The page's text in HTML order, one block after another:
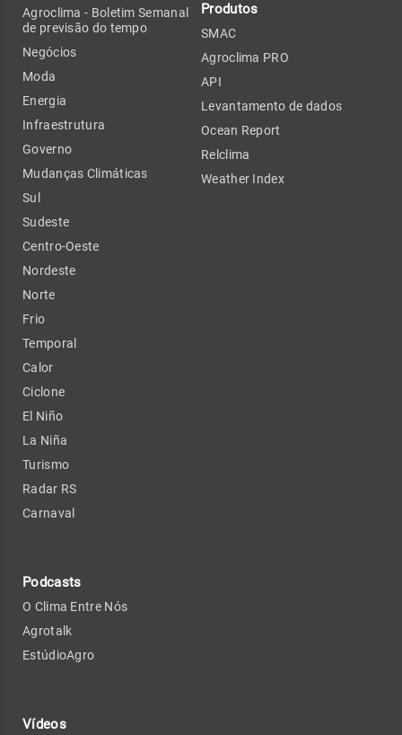
Agroclima - Boletim Semanal
de previsão do tempo
Negócios
Moda
Energia
Infraestrutura
Governo
Mudanças Climáticas
Sul
Sudeste
Centro-Oeste
Nordeste
Norte
Frio
Temporal
Calor
Ciclone
El Niño
La Niña
Turismo
Radar RS
Carnaval
Podcasts
O Clima Entre Nós
Agrotalk
EstúdioAgro
Vídeos
Produtos
SMAC
Agroclima PRO
API
Levantamento de dados
Ocean Report
Relclima
Weather Index